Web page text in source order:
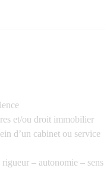
et/ou droit immobilier
d’un cabinet ou service
– autonomie – sens